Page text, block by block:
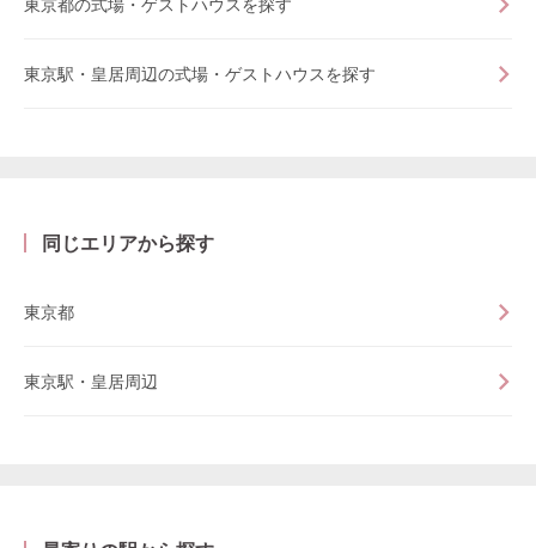
東京駅・皇居周辺の式場・ゲストハウスを探す
同じエリアから探す
東京都
東京駅・皇居周辺